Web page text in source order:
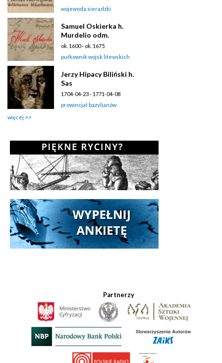
wojewoda sieradzki
Samuel Oskierka h.
Murdelio odm.
ok. 1600 - ok. 1675
pułkownik wojsk litewskich
Jerzy Hipacy Biliński h.
Sas
1704-04-23 - 1771-04-08
prowincjał bazylianów
więcej
Partnerzy